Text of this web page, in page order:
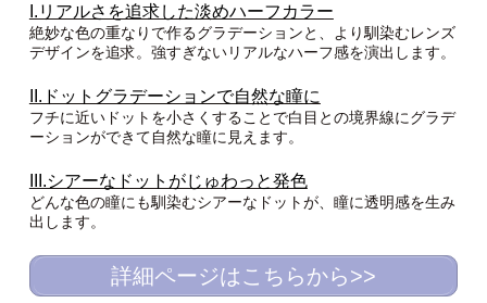
I.リアルさを追求した淡めハーフカラー
絶妙な色の重なりで作るグラデーションと、より馴染むレンズ
デザインを追求。強すぎないリアルなハーフ感を演出します。
II.ドットグラデーションで自然な瞳に
フチに近いドットを小さくすることで白目との境界線にグラデ
ーションができて自然な瞳に見えます。
III.シアーなドットがじゅわっと発色
どんな色の瞳にも馴染むシアーなドットが、瞳に透明感を生み
出します。
詳細ページはこちらから>>